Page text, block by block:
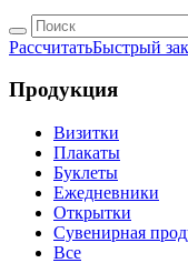
РассчитатьБыстрый
Продукция
Визитки
Плакаты
Буклеты
Ежедневники
Открытки
Сувенирная
Все